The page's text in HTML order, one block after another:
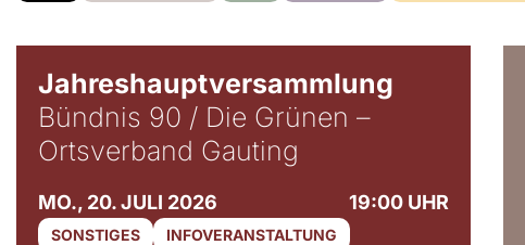
Jahreshauptversammlung
Bündnis 90 / Die Grünen –
Ortsverband Gauting
MO., 20. JULI 2026 19:00 UHR
SONSTIGES
INFOVERANSTALTUNG